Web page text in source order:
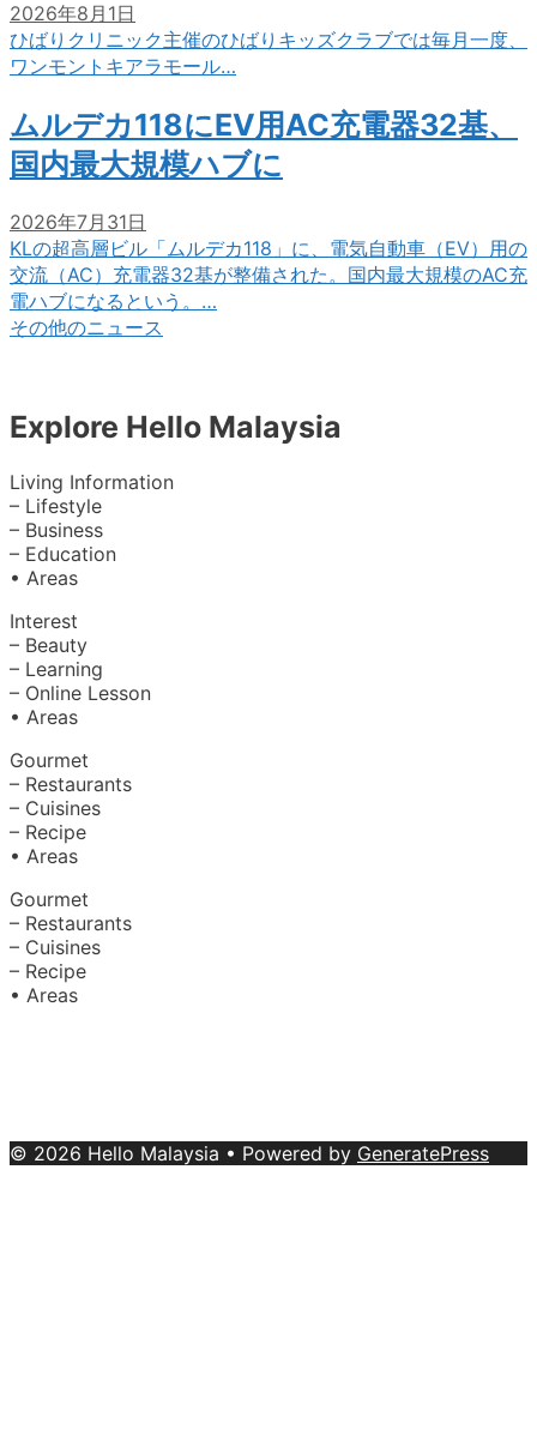
2026年8月1日
ひばりクリニック主催のひばりキッズクラブでは毎月一度、
ワンモントキアラモール…
ムルデカ118にEV用AC充電器32基、
国内最大規模ハブに
2026年7月31日
KLの超高層ビル「ムルデカ118」に、電気自動車（EV）用の
交流（AC）充電器32基が整備された。国内最大規模のAC充
電ハブになるという。…
その他のニュース
Explore Hello Malaysia
Living Information
– Lifestyle
– Business
– Education
• Areas
Interest
– Beauty
– Learning
– Online Lesson
• Areas
Gourmet
– Restaurants
– Cuisines
– Recipe
• Areas
Gourmet
– Restaurants
– Cuisines
– Recipe
• Areas
© 2026 Hello Malaysia • Powered by GeneratePress